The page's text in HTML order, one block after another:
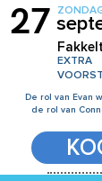
27
EXTRA
De rol van Evan
de rol van